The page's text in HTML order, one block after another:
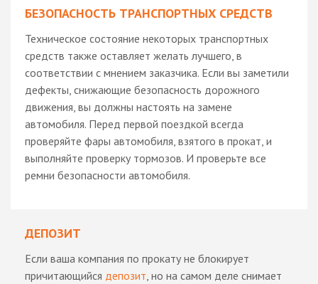
БЕЗОПАСНОСТЬ ТРАНСПОРТНЫХ СРЕДСТВ
Техническое состояние некоторых транспортных
средств также оставляет желать лучшего, в
соответствии с мнением заказчика. Если вы заметили
дефекты, снижающие безопасность дорожного
движения, вы должны настоять на замене
автомобиля. Перед первой поездкой всегда
проверяйте фары автомобиля, взятого в прокат, и
выполняйте проверку тормозов. И проверьте все
ремни безопасности автомобиля.
ДЕПОЗИТ
Если ваша компания по прокату не блокирует
причитающийся депозит, но на самом деле снимает